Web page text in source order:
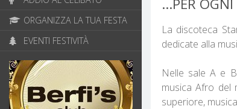
ORGANIZZA LA TUA FESTA
EVENTI FESTIVITÀ
La discoteca
dedicate alla
Nelle sale A e
musica Afro del
superiore,